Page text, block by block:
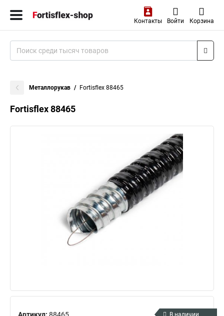
Контакты Войти Корзина
Металлорукав Fortisflex 88465
Fortisflex 88465
Артикул: 88465 В наличии